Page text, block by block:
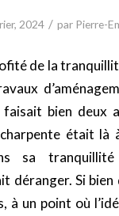
, 2024 / par Pierre-
de la
faisait bien deux
était là
sa
déranger. Si
à un point où